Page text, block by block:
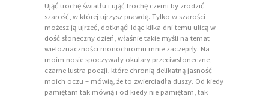
Ująć trochę światłu i ująć trochę czerni by zrodzić
szarość, w której ujrzysz prawdę. Tylko w szarości
możesz ją ujrzeć, dotknąć! Idąc kilka dni temu ulicą w
dość słoneczny dzień, właśnie takie myśli na temat
wieloznaczności monochromu mnie zaczepiły. Na
moim nosie spoczywały okulary przeciwsłoneczne,
czarne lustra poezji, które chronią delikatną jasność
moich oczu – mówią, że to zwierciadła duszy. Od kiedy
pamiętam tak mówią i od kiedy nie pamiętam, tak